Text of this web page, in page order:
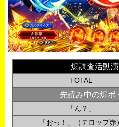
煽調査活動
TOTAL
先読み中の煽ボ
「ん？」
「おっ！」（テロップ赤）